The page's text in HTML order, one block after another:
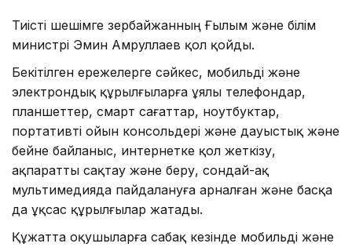
Тиісті шешімге Әзербайжанның Ғылым және білім
министрі Эмин Амруллаев қол қойды.
Бекітілген ережелерге сәйкес, мобильді және
электрондық құрылғыларға ұялы телефондар,
планшеттер, смарт сағаттар, ноутбуктар,
портативті ойын консольдері және дауыстық және
бейне байланыс, интернетке қол жеткізу,
ақпаратты сақтау және беру, сондай-ақ
мультимедияда пайдалануға арналған және басқа
да ұқсас құрылғылар жатады.
Құжатта оқушыларға сабақ кезінде мобильді және